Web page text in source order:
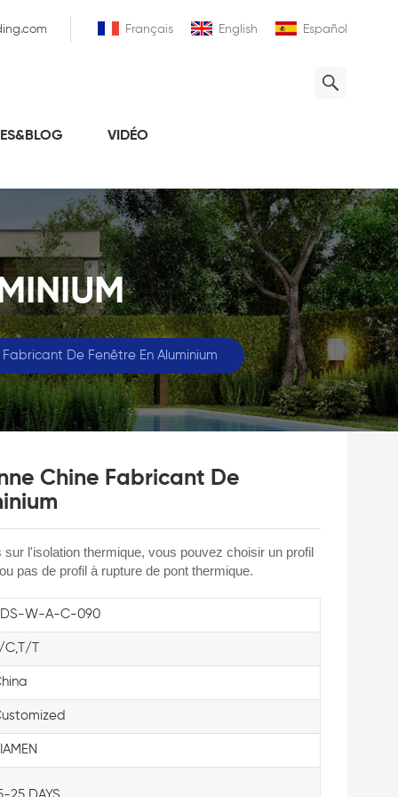
Français English Español
VIDÉO
De Fenêtre En Aluminium
Chine Fabricant De
l'isolation thermique, vous pouvez choisir un profil
pas de profil à rupture de pont thermique.
W-A-C-090
T